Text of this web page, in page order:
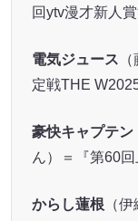
回ytv漫才新人
電気ジュース
定戦THE
豪快キャプテン
ん）＝『第60
からし蓮根（伊